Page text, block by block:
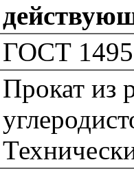
ГОСТ
Прокат из